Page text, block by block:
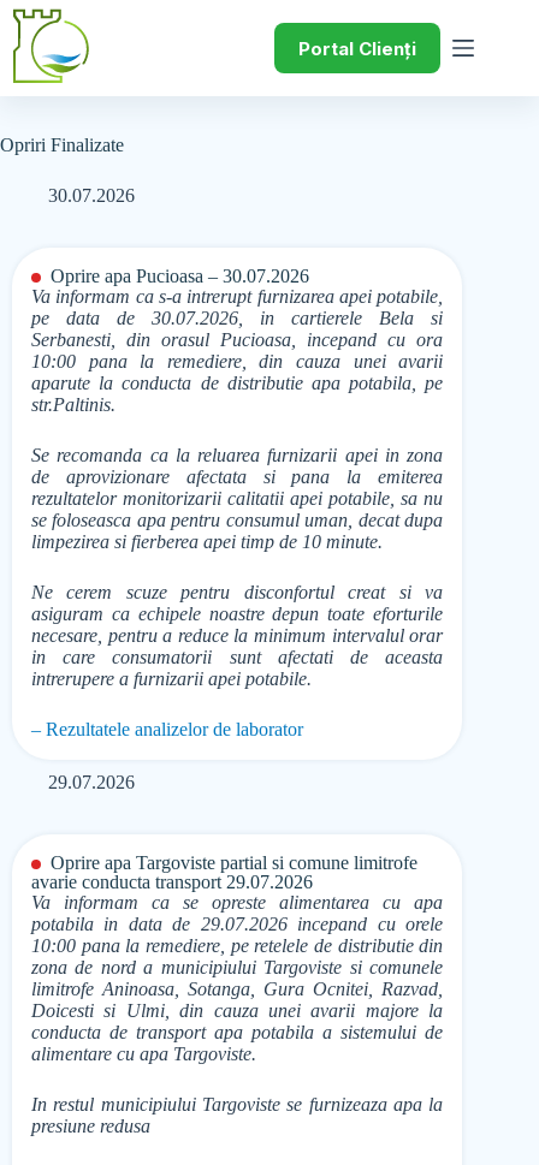
Portal Clienți
Opriri Finalizate
30.07.2026
Oprire apa Pucioasa – 30.07.2026
Va informam ca s-a intrerupt furnizarea apei potabile,
pe data de 30.07.2026, in cartierele Bela si
Serbanesti, din orasul Pucioasa, incepand cu ora
10:00 pana la remediere, din cauza unei avarii
aparute la conducta de distributie apa potabila, pe
str.Paltinis.
Se recomanda ca la reluarea furnizarii apei in zona
de aprovizionare afectata si pana la emiterea
rezultatelor monitorizarii calitatii apei potabile, sa nu
se foloseasca apa pentru consumul uman, decat dupa
limpezirea si fierberea apei timp de 10 minute.
Ne cerem scuze pentru disconfortul creat si va
asiguram ca echipele noastre depun toate eforturile
necesare, pentru a reduce la minimum intervalul orar
in care consumatorii sunt afectati de aceasta
intrerupere a furnizarii apei potabile.
– Rezultatele analizelor de laborator
29.07.2026
Oprire apa Targoviste partial si comune limitrofe
avarie conducta transport 29.07.2026
Va informam ca se opreste alimentarea cu apa
potabila in data de 29.07.2026 incepand cu orele
10:00 pana la remediere, pe retelele de distributie din
zona de nord a municipiului Targoviste si comunele
limitrofe Aninoasa, Sotanga, Gura Ocnitei, Razvad,
Doicesti si Ulmi, din cauza unei avarii majore la
conducta de transport apa potabila a sistemului de
alimentare cu apa Targoviste.
In restul municipiului Targoviste se furnizeaza apa la
presiune redusa